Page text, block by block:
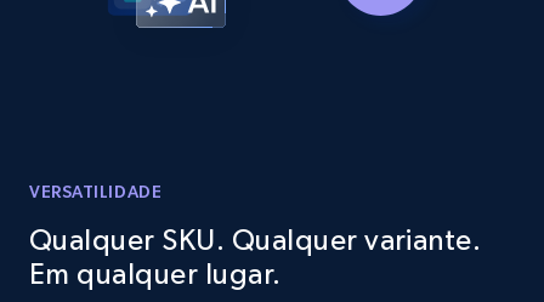
Sku, Product id, Product name, Manufacturer,
URL, Product id, Listing inventory id, Title, Rating,
Reviews count shop, Reviews count item, Initial
VERSATILIDADE
Qualquer SKU. Qualquer variante.
Em qualquer lugar.